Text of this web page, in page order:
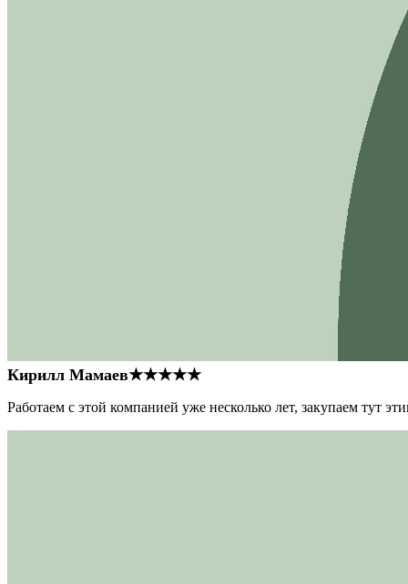
Кирилл Мамаев★★★★★
Работаем с этой компанией уже несколько лет, закупаем тут